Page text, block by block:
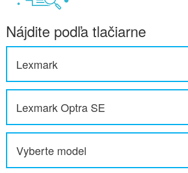
Nájdite podľa tlačiarne
Lexmark
Lexmark Optra SE
Vyberte model